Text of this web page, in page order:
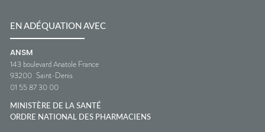
EN ADÉQUATION AVEC
ANSM
143 boulevard Anatole France
93200 Saint-Denis
01 55 87 30 00
MINISTÈRE DE LA SANTÉ
ORDRE NATIONAL DES PHARMACIENS